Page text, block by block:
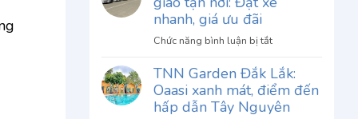
Giá
2026
Đánh
giá
nghỉ
dưỡng,
chốn
bình
yên
nhanh, giá ưu đãi
Chức năng bình luận bị tắtở
xe
tự
lái
TNN Garden Đắk Lắk:
Oaasi xanh mát, điểm đến
hấp dẫn Tây Nguyên